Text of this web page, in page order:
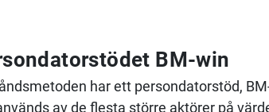
BM-win
har ett persondatorstöd,
av de flesta större aktörer på